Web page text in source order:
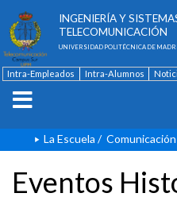
INGENIERÍA Y
TELECOMUNICACIÓN
UNIVERSIDAD POLITÉCNICA DE
Intra-Empleados Intra-Alumnos
La Escuela / Comunicación
Eventos